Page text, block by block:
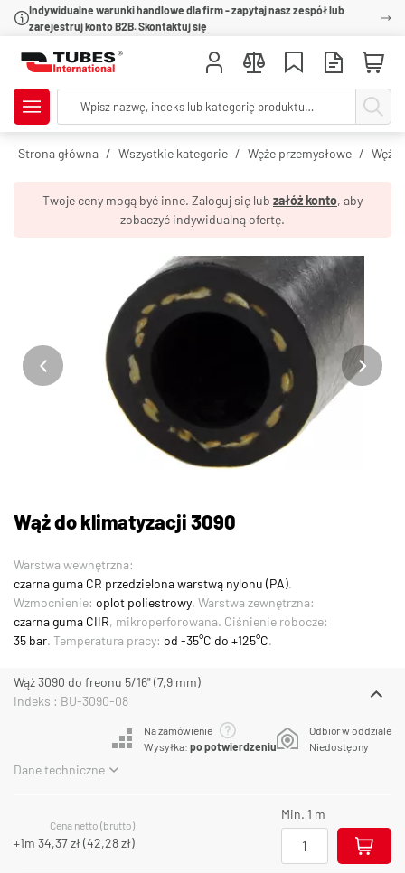
Indywidualne warunki handlowe dla firm - zapytaj nasz zespół lub
zarejestruj konto B2B. Skontaktuj się
Strona główna Wszystkie kategorie Węże przemysłowe
Twoje ceny mogą być inne. Zaloguj się lub załóż konto, aby
zobaczyć indywidualną ofertę.
Wąż do klimatyzacji 3090
Warstwa wewnętrzna:
czarna guma CR przedzielona warstwą nylonu (PA).
Wzmocnienie: oplot poliestrowy. Warstwa zewnętrzna:
czarna guma CIIR, mikroperforowana. Ciśnienie robocze:
35 bar. Temperatura pracy: od -35°C do +125°C.
Wąż 3090 do freonu 5/16" (7,9 mm)
Indeks : BU-3090-08
Na zamówienie
Wysyłka: po potwierdzeniu
Odbiór w oddziale
Niedostępny
Dane techniczne
Cena netto (brutto)
+1m 34,37 zł(42,28 zł)
Min. 1 m